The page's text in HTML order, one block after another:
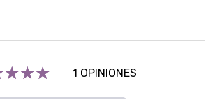
1 OPINIONES